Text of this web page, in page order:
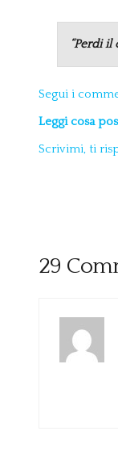
“Perdi
Segui i
Leggi cosa
Scrivimi, ti
29